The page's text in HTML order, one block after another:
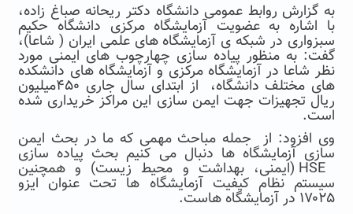
به گزارش روابط عمومی دانشگاه دکتر ریحانه صباغ زاده،
با اشاره به عضویت آزمایشگاه مرکزی دانشگاه حکیم
سبزواری در شبکه ی آزمایشگاه های علمی ایران ( شاعا)،
گفت: به منظور پیاده سازی چهارچوب های ایمنی مورد
نظر شاعا در آزمایشگاه مرکزی و آزمایشگاه های دانشکده
های مختلف دانشگاه، از ابتدای سال جاری ۴۵۰میلیون
ریال تجهیزات جهت ایمن سازی این مراکز خریداری شده
است.
وی افزود: از جمله مباحث مهمی که ما در بحث ایمن
سازی آزمایشگاه ها دنبال می کنیم بحث پیاده سازی
HSE (ایمنی، بهداشت و محیط زیست) و همچنین
سیستم نظام کیفیت آزمایشگاه ها تحت عنوان ایزو
۱۷۰۲۵ در آزمایشگاه هاست.